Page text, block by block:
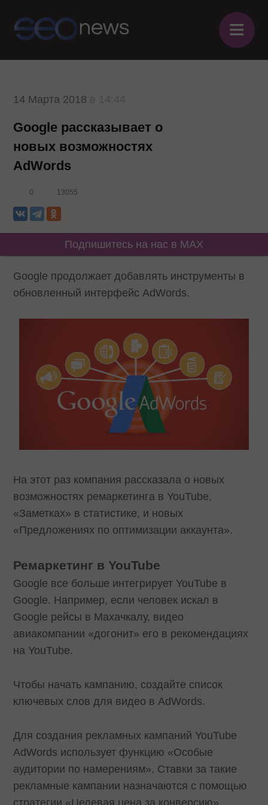
≡
14 Марта 2018
Google рассказывает о
новых возможностях
AdWords
0 13055
Подпишитесь на нас в MAX
Google продолжает добавлять инструменты в
обновленный интерфейс AdWords.
На этот раз компания рассказала о новых
возможностях ремаркетинга в YouTube,
«Заметках» в статистике, и новых
«Предложениях по оптимизации аккаунта».
Ремаркетинг в YouTube
Google все больше интегрирует YouTube в
Google. Например, если человек искал в
Google рейсы в Махачкалу, видео
авиакомпании «догонит» его в рекомендациях
на YouTube.
Чтобы начать кампанию, создайте список
ключевых слов для видео в AdWords.
Для создания рекламных кампаний YouTube
AdWords использует функцию «Особые
аудитории по намерениям». Ставки за такие
рекламные кампании назначаются с помощью
стратегии «Целевая цена за конверсию».